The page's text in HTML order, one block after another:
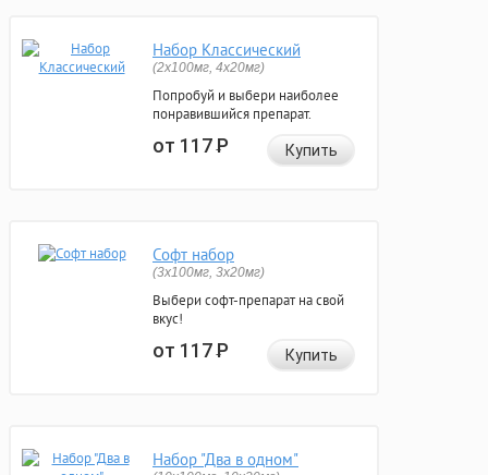
Набор Классический
(2x100мг, 4x20мг)
Попробуй и выбери наиболее
понравившийся препарат.
от 117Р Купить
Софт набор
(3x100мг, 3x20мг)
Выбери софт-препарат на свой
вкус!
от 117Р Купить
Набор "Два в одном"